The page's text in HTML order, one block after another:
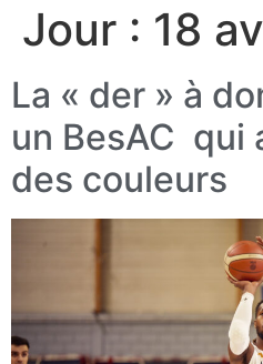
Jour : 18
La « der » à
un BesAC qui
des couleurs